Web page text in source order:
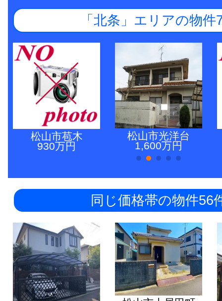
「北条」エリアの物件
松山市苞木
930万円
松山市光洋台
1,600万円
同じ価格帯の物件56